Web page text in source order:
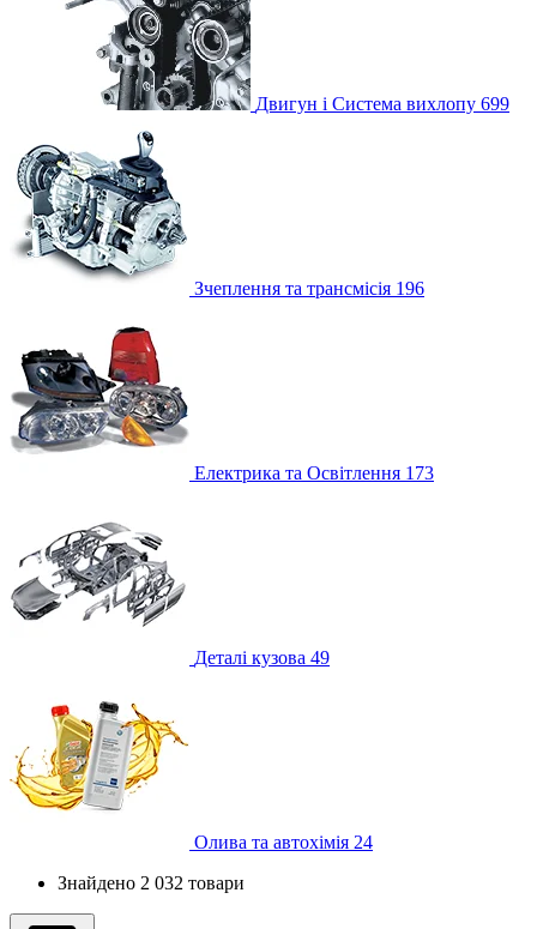
Двигун і Система вихлопу 699
Зчеплення та трансмісія 196
Електрика та Освітлення 173
Деталі кузова 49
Олива та автохімія 24
Знайдено 2 032 товари